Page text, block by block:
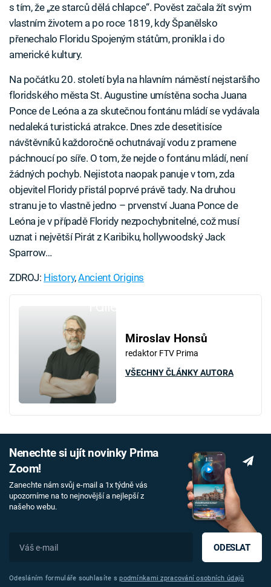
s tím, že „ze starců dělá chlapce“. Pověst začala žít svým
vlastním životem a po roce 1819, kdy Španělsko
přenechalo Floridu Spojeným státům, pronikla i do
americké kultury.
Na počátku 20. století byla na hlavním náměstí nejstaršího
floridského města St. Augustine umístěna socha Juana
Ponce de Leóna a za skutečnou fontánu mládí se vydávala
nedaleká turistická atrakce. Dnes zde desetitisíce
návštěvníků každoročně ochutnávají vodu z pramene
páchnoucí po síře. O tom, že nejde o fontánu mládí, není
žádných pochyb. Nejistota naopak panuje v tom, zda
objevitel Floridy přistál poprvé právě tady. Na druhou
stranu je to vlastně jedno – prvenství Juana Ponce de
Leóna je v případě Floridy nezpochybnitelné, což musí
uznat i největší Pirát z Karibiku, hollywoodský Jack
Sparrow…
ZDROJ: History,Ancient Origins
Miroslav Honsů
redaktor FTV Prima
VŠECHNY ČLÁNKY AUTORA
Nenechte si ujít novinky Prima
Zoom!
Zanechte nám svůj e-mail a 1x týdně vás
upozorníme na to nejnovější a nejlepší z
našeho webu.
ODESLAT
Odesláním formuláře souhlasíte spodmínkami zpracování osobních údajů